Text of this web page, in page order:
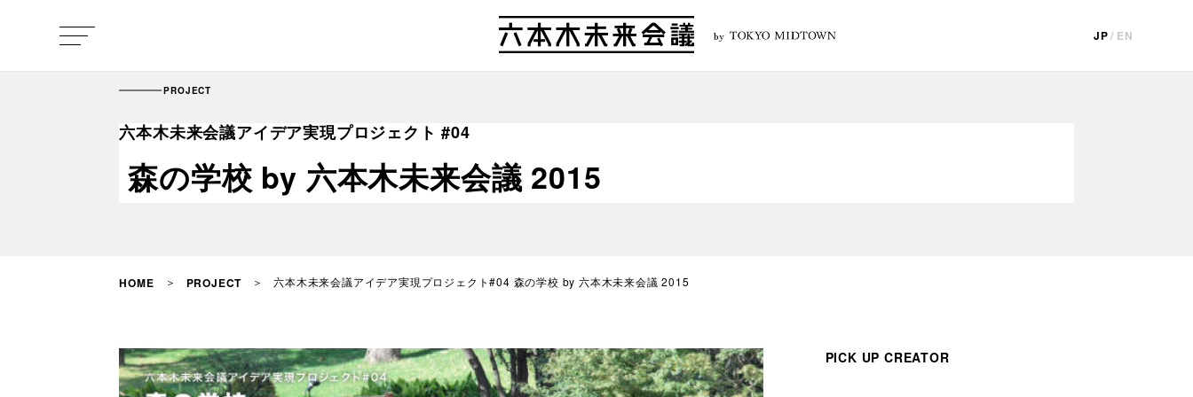
by JP/ EN
PROJECT
六本木未来会議アイデア実現プロジェクト #04
森の学校 by 六本木未来会議 2015
HOME PROJECT 六本木未来会議アイデア実現プロジェクト#04 森の学校 by 六本木未来会議 2015
PICK UP CREATOR